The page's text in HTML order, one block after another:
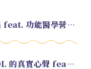
EP.220 好久不見！2026 試錄集 feat. 功能醫學營養師 美寶
EP.219 從銀行高管轉職幣圈 KOL 的真實心聲 feat.龜大